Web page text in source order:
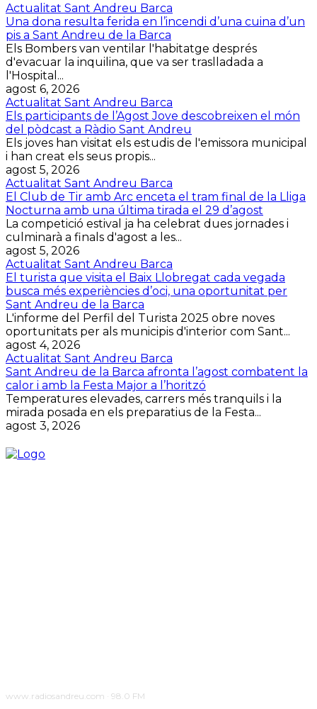
Actualitat Sant Andreu Barca
Una dona resulta ferida en l’incendi d’una cuina d’un
pis a Sant Andreu de la Barca
Els Bombers van ventilar l'habitatge després
d'evacuar la inquilina, que va ser traslladada a
l'Hospital...
agost 6, 2026
Actualitat Sant Andreu Barca
Els participants de l’Agost Jove descobreixen el món
del pòdcast a Ràdio Sant Andreu
Els joves han visitat els estudis de l'emissora municipal
i han creat els seus propis...
agost 5, 2026
Actualitat Sant Andreu Barca
El Club de Tir amb Arc enceta el tram final de la Lliga
Nocturna amb una última tirada el 29 d’agost
La competició estival ja ha celebrat dues jornades i
culminarà a finals d'agost a les...
agost 5, 2026
Actualitat Sant Andreu Barca
El turista que visita el Baix Llobregat cada vegada
busca més experiències d’oci, una oportunitat per
Sant Andreu de la Barca
L'informe del Perfil del Turista 2025 obre noves
oportunitats per als municipis d'interior com Sant...
agost 4, 2026
Actualitat Sant Andreu Barca
Sant Andreu de la Barca afronta l’agost combatent la
calor i amb la Festa Major a l’horitzó
Temperatures elevades, carrers més tranquils i la
mirada posada en els preparatius de la Festa...
agost 3, 2026
www.radiosandreu.com · 98.0 FM